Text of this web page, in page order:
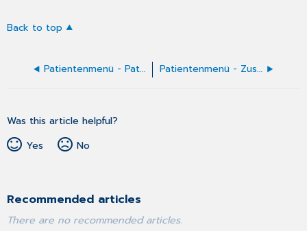
Back to top
Patientenmenü - Patienten Neuaufnahme mit eGK Patientenmenü - Zusammenführung von doppelt angelegten Patienten
Was this article helpful?
Yes
No
Recommended articles
There are no recommended articles.